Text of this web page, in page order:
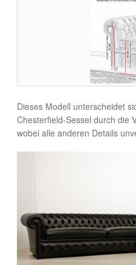
Dieses Modell unterscheidet
Chesterfield-Sessel durch die
wobei alle anderen Details